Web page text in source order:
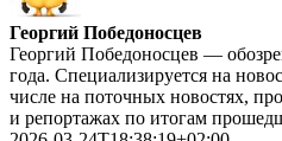
Георгий Победоносцев
Георгий Победоносцев —
года. Специализируется на
числе на поточных новостях,
и репортажах по итогам